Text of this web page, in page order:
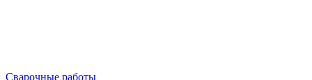
Сварочные работы